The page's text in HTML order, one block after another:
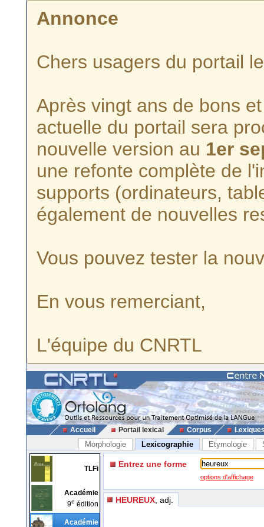
Annonce
Chers usagers du portail
Après vingt ans de bons
actuelle du portail sera
nouvelle version au 1er
une refonte complète de
supports (ordinateurs,
également de nouvelles
Vous pouvez tester la
En vous remerciant,
L'équipe du CNRTL
Accueil Portail lexical Corpus
Morphologie Lexicographie Etymologie
TLFi
Académie
9e édition
Académie
Entrez une forme
options d'affichage
HEUREUX , adj.